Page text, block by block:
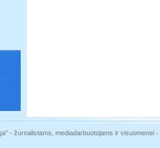
- žurnalistams, mediadarbuotojams ir visuomenei